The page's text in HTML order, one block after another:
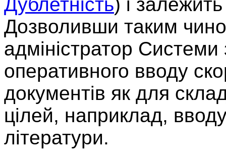
Дозволивши таким
адміністратор
оперативного вводу
документів як для
цілей, наприклад,
літератури.